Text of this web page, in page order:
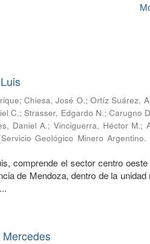
;Chiesa, José O.;Ortíz Suárez,
C.;Strasser, Edgardo N.; Carugno
Daniel A.; Vinciguerra, Héctor M.;
Servicio Geológico Minero
comprende el sector centro
de Mendoza, dentro de la